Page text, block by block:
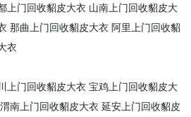
上门回收貂皮大衣 山南上门回收貂皮大
那曲上门回收貂皮大衣 阿里上门回收貂
衣
上门回收貂皮大衣 宝鸡上门回收貂皮大
渭南上门回收貂皮大衣 延安上门回收貂皮